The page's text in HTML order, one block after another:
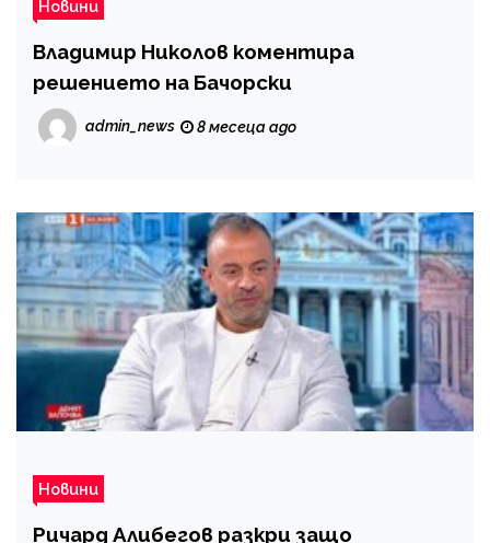
Новини
Владимир Николов коментира
решението на Бачорски
admin_news 8 месеца ago
Новини
Ричард Алибегов разкри защо